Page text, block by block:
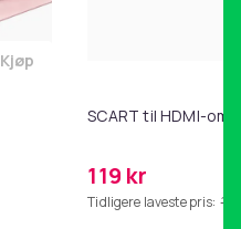
Legg Magetrener, 6-rørs
Kjøp
SCART til HDMI-
119 kr
Tidligere laveste pris: